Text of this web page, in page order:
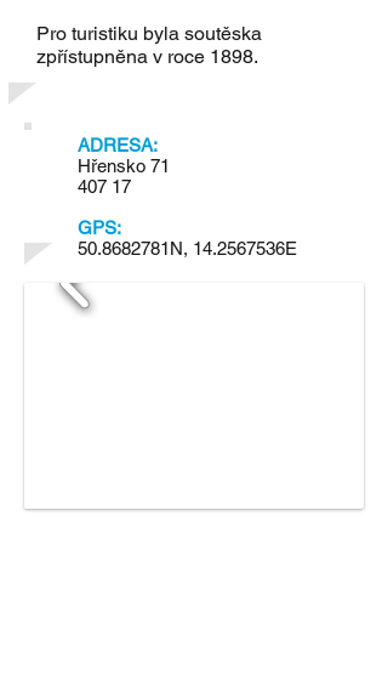
Pro turistiku byla soutěska
zpřístupněna v roce 1898.
ADRESA:
Hřensko 71
407 17
GPS:
50.8682781N, 14.2567536E